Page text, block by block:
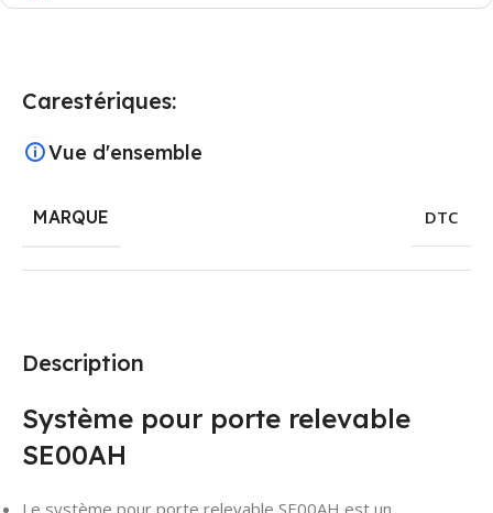
Description
Système pour porte relevable
SE00AH
Le système pour porte relevable SE00AH est un
Carestériques:
Vue d'ensemble
MARQUE DTC